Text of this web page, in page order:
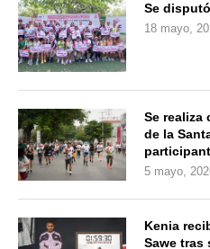
Se
18 mayo,
Se realiza
de la
5 mayo,
Kenia
Sawe tras